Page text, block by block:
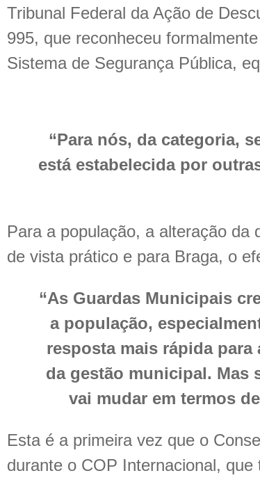
Tribunal Federal da Ação de
995, que reconheceu
Sistema de Segurança Pública,
“Para nós, da categoria,
está estabelecida por
Para a população, a alteração da
de vista prático e para Braga, o
“As Guardas Municipais
a população,
resposta mais rápida
da gestão municipal. Mas
vai mudar em termos
Esta é a primeira vez que o
durante o COP Internacional,